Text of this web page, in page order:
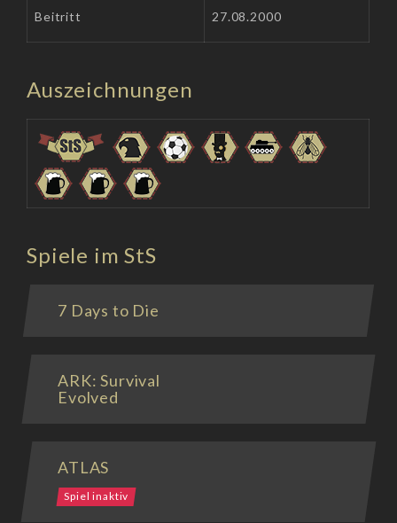
Beitritt 27.08.2000
Auszeichnungen
Spiele im StS
7 Days to Die
ARK: Survival
Evolved
ATLAS
Spiel inaktiv